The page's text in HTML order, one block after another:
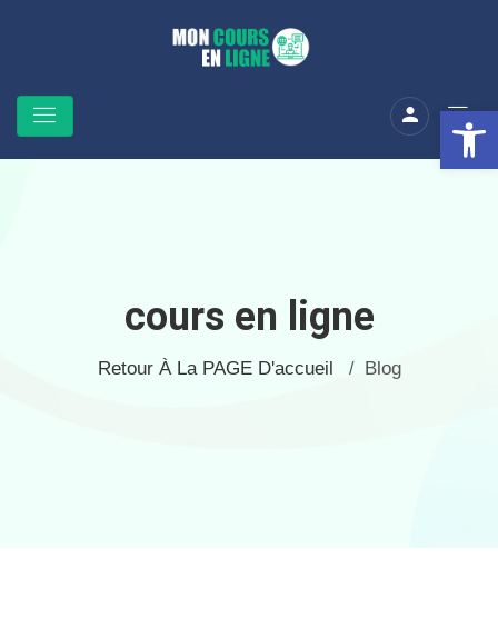
cours en ligne
Retour À La PAGE D'accueil / Blog